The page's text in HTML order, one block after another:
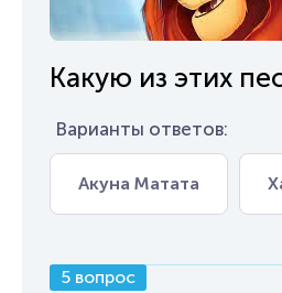
Какую из этих
Варианты ответов:
Акуна Матата
5 вопрос